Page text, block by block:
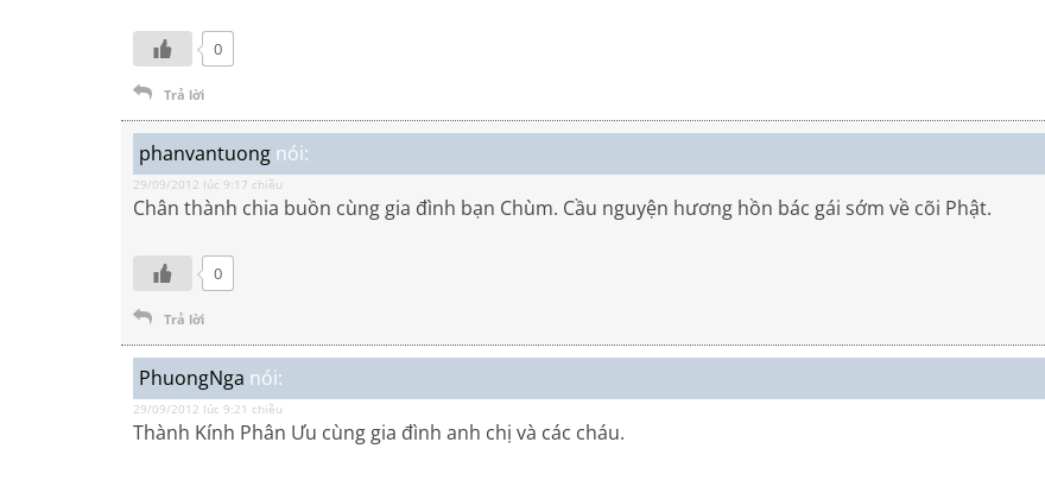
0
Trả lời
phanvantuong nói:
29/09/2012 lúc 9:17 chiều
Chân thành chia buồn cùng gia đình bạn Chùm. Cầu nguyện hương hồn bác gái sớm về cõi Phật.
0
Trả lời
PhuongNga nói:
29/09/2012 lúc 9:21 chiều
Thành Kính Phân Ưu cùng gia đình anh chị và các cháu.